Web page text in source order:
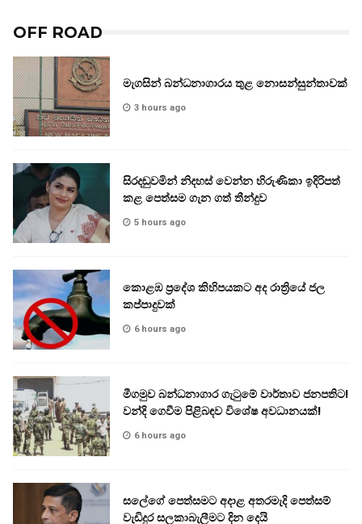
OFF ROAD
මැගසින් බන්ධනාගාරය තුළ නොසන්සුන්තාවක්
3 hours ago
සිරදඬුවමින් නිදහස් වෙන්න හිරුණිකා ඉදිරිපත්
කළ පෙත්සම ගැන ගත් තීන්දුව
5 hours ago
කොළඹ ප්‍රදේශ කිහිපයකට අද රාත්‍රියේ ජල
කප්පාදුවක්
6 hours ago
මීගමුව බන්ධනාගාර ගැටුමේ වාර්තාව ජනපතිට!
වන්දි ගෙවීම පිළිබඳව විශේෂ අවධානයක්!
6 hours ago
සලේගේ පෙත්සමට අදාළ අතරමැදි පෙත්සම්
වැඩිදුර සලකාබැලීමට දින දෙයි